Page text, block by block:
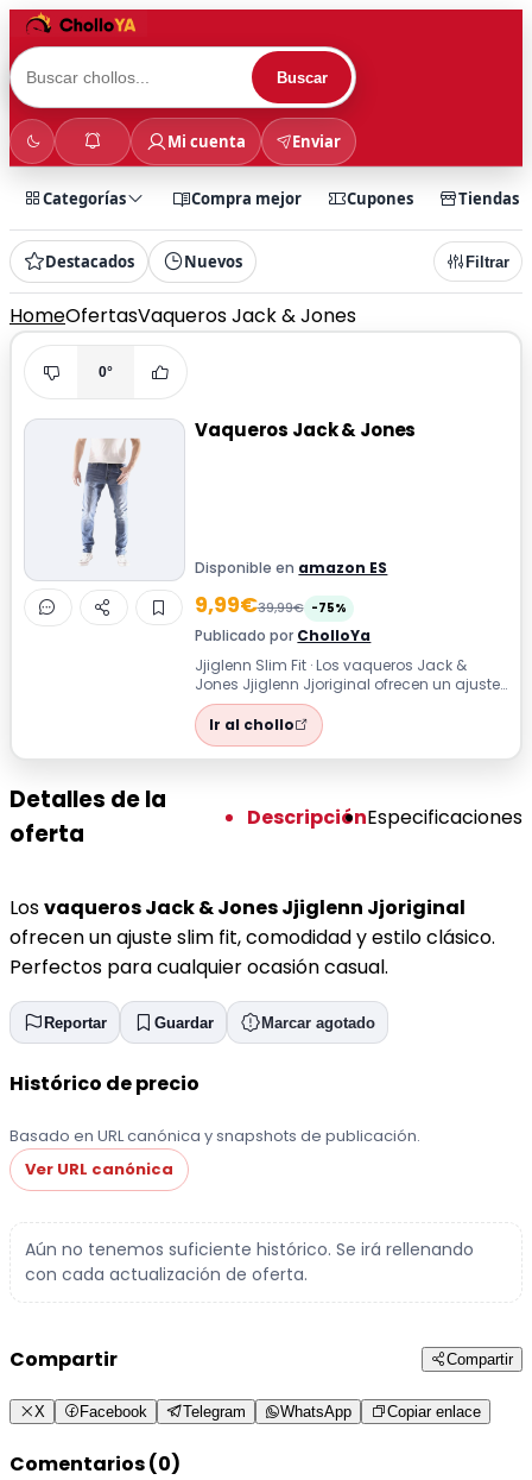
Buscar
Mi cuenta Enviar
Categorías Compra mejor Cupones Tiendas
Destacados Nuevos Filtrar
HomeOfertasVaqueros Jack & Jones
0°
Vaqueros Jack & Jones
Disponible en amazon ES
9,99€39,99€ -75%
Publicado por CholloYa
Jjiglenn Slim Fit · Los vaqueros Jack &
Jones Jjiglenn Jjoriginal ofrecen un ajuste
slim fit, comodidad y estilo clás...
Ir al chollo
Detalles de la
oferta
DescripciónEspecificaciones
Losvaqueros Jack & Jones Jjiglenn Jjoriginal
ofrecen un ajuste slim fit, comodidad y estilo clásico.
Perfectos para cualquier ocasión casual.
Reportar Guardar Marcar agotado
Histórico de precio
Basado en URL canónica y snapshots de publicación.
Ver URL canónica
Aún no tenemos suficiente histórico. Se irá rellenando
con cada actualización de oferta.
Compartir Compartir
X Facebook Telegram WhatsApp Copiar enlace
Comentarios (0)